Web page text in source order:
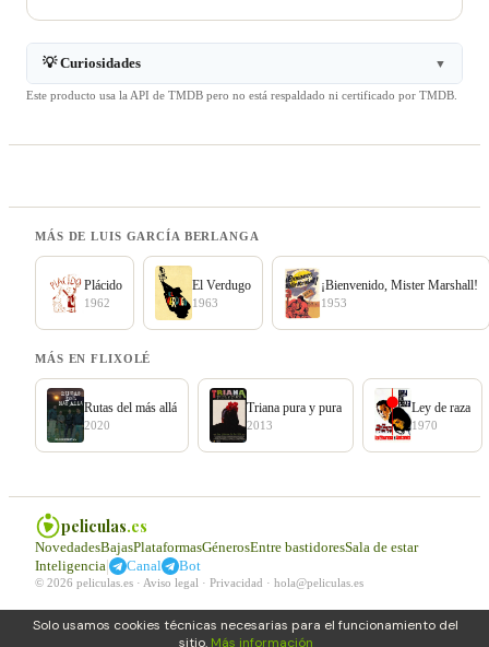
Solo usamos cookies técnicas necesarias para el funcionamiento del
sitio. Más información
💡 Curiosidades ▼
Este producto usa la API de TMDB pero no está respaldado ni certificado por TMDB.
MÁS DE LUIS GARCÍA BERLANGA
Plácido
1962
El Verdugo
1963
¡Bienvenido, Mister Marshall!
1953
MÁS EN FLIXOLÉ
Rutas del más allá
2020
Triana pura y pura
2013
Ley de raza
1970
peliculas.es
NovedadesBajasPlataformasGénerosEntre bastidoresSala de estar
Inteligencia| Canal Bot
© 2026 peliculas.es · Aviso legal · Privacidad · hola@peliculas.es